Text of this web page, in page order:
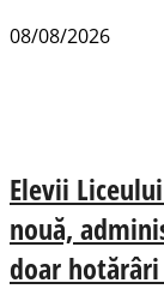
08/08/2026
Elevii
nouă,
doar